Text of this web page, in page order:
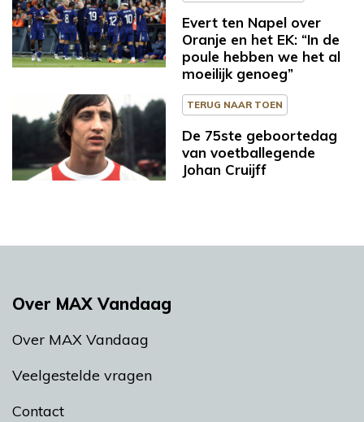
Evert ten Napel over
Oranje en het EK: “In de
poule hebben we het al
moeilijk genoeg”
TERUG NAAR TOEN
De 75ste geboortedag
van voetballegende
Johan Cruijff
Over MAX Vandaag
Over MAX Vandaag
Veelgestelde vragen
Contact